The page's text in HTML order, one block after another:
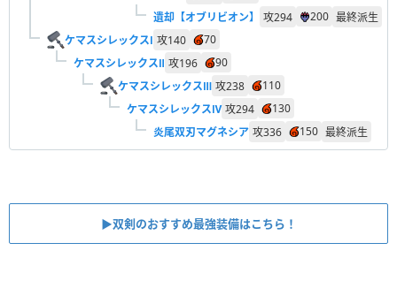
遺却【オブリビオン】
攻294 200 最終派生
ケマスシレックスⅠ 攻140
70
ケマスシレックスⅡ 攻196
90
ケマスシレックスⅢ 攻238
110
ケマスシレックスⅣ 攻294
130
炎尾双刃マグネシア 攻336 150 最終派生
▶︎双剣のおすすめ最強装備はこちら！